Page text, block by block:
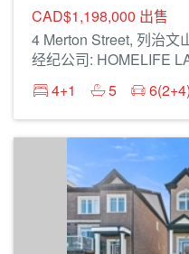
CAD$1,198,000 出售
4 Merton Street, 列治文
经纪公司: HOMELIFE
4+1
5 6(2+4)